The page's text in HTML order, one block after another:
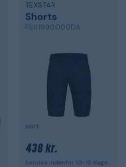
TEXSTAR
Shorts
FS111990000DA
sort
438 kr.
Sendes indenfor 10-12 dage